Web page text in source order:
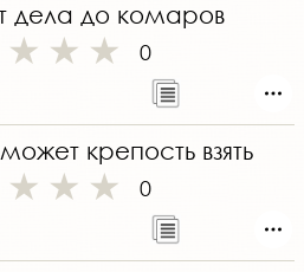
дела до комаров
0
крепость взять
0